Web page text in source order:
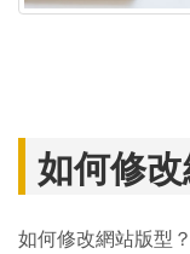
如何修
如何修改網站版型